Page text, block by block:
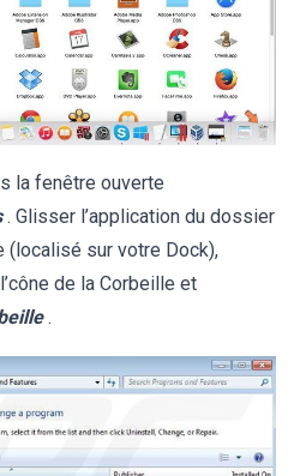
la fenêtre ouverte
. Glisser l’application du dossier
(localisé sur votre Dock),
de la Corbeille et
.